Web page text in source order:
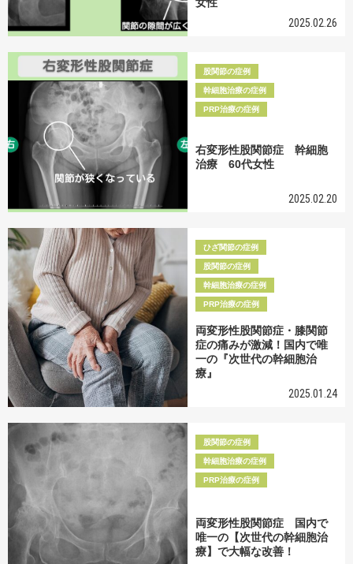
2025.02.26
股関節の症例
幹細胞治療の症例
PRP治療の症例
右変形性股関節症 幹細胞
治療 60代女性
2025.02.20
ひざ関節の症例
股関節の症例
幹細胞治療の症例
PRP治療の症例
両変形性股関節症・膝関節
症の痛みが激減！国内で唯
一の『次世代の幹細胞治
療』
2025.01.24
股関節の症例
幹細胞治療の症例
PRP治療の症例
両変形性股関節症 国内で
唯一の【次世代の幹細胞治
療】で大幅な改善！